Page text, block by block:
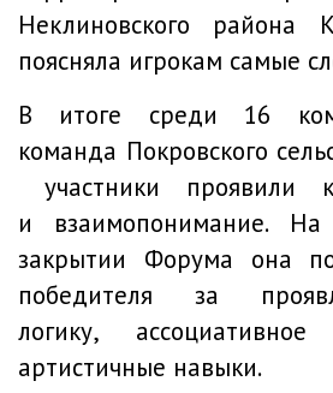
Неклиновского района
поясняла игрокам самые
В итоге среди 16
команда Покровского
участники проявили
и взаимопонимание. На
закрытии Форума она
победителя за
логику,
артистичные навыки.